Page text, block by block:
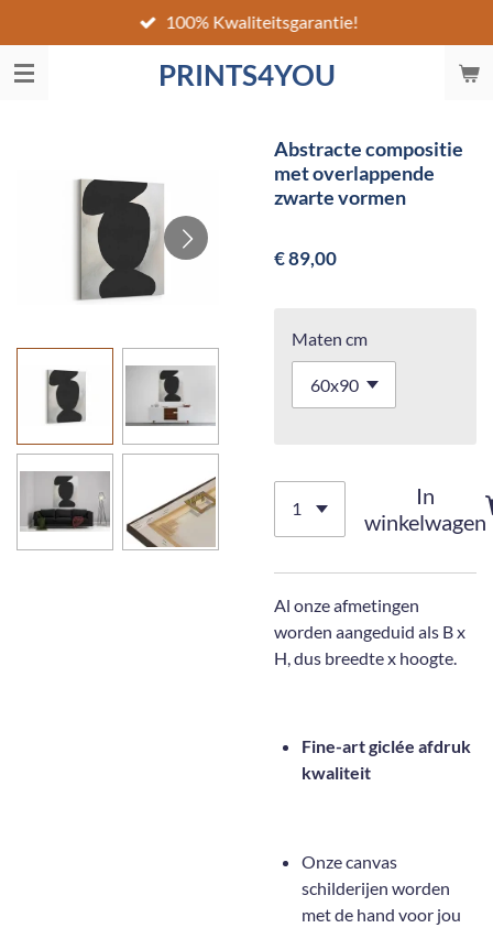
direct
naar
PRINTS4YOU
100% Kwaliteitsgarantie!
Abstracte compositie
met overlappende
zwarte vormen
€ 89,00
Maten cm
In
winkelwagen
Al onze afmetingen
worden aangeduid als B x
H, dus breedte x hoogte.
Fine-art giclée afdruk
kwaliteit
Onze canvas
schilderijen worden
met de hand voor jou